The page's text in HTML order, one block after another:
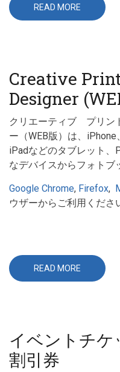
READ MORE ABOUT
ス
タ
ン
デ
ィ
ー
Creative
Designer
クリエーティブ プリン
ー（WEB版）は、
iPadなどのタブレット、
なデバイスからフォトブ
Google Chrome, Firefox,
ウザーからご利用くださ
READ MORE ABOUT
CREATIVE
イベントチケ
割引券